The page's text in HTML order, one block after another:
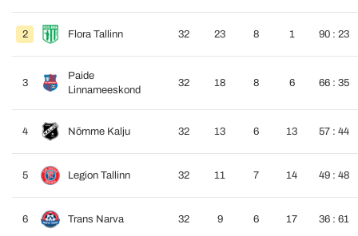
2 Flora Tallinn 32 23 8 1 90 : 23
3
Paide
Linnameeskond
32 18 8 6 66 : 35
4 Nõmme Kalju 32 13 6 13 57 : 44
5 Legion Tallinn 32 11 7 14 49 : 48
6 Trans Narva 32 9 6 17 36 : 61